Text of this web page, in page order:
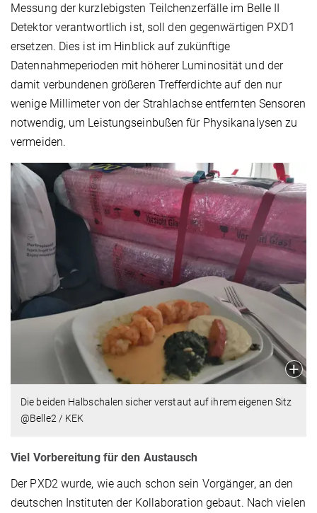
Messung der kurzlebigsten Teilchenzerfälle im Belle II
Detektor verantwortlich ist, soll den gegenwärtigen PXD1
ersetzen. Dies ist im Hinblick auf zukünftige
Datennahmeperioden mit höherer Luminosität und der
damit verbundenen größeren Trefferdichte auf den nur
wenige Millimeter von der Strahlachse entfernten Sensoren
notwendig, um Leistungseinbußen für Physikanalysen zu
vermeiden.
Die beiden Halbschalen sicher verstaut auf ihrem eigenen Sitz
@Belle2 / KEK
Viel Vorbereitung für den Austausch
Der PXD2 wurde, wie auch schon sein Vorgänger, an den
deutschen Instituten der Kollaboration gebaut. Nach vielen